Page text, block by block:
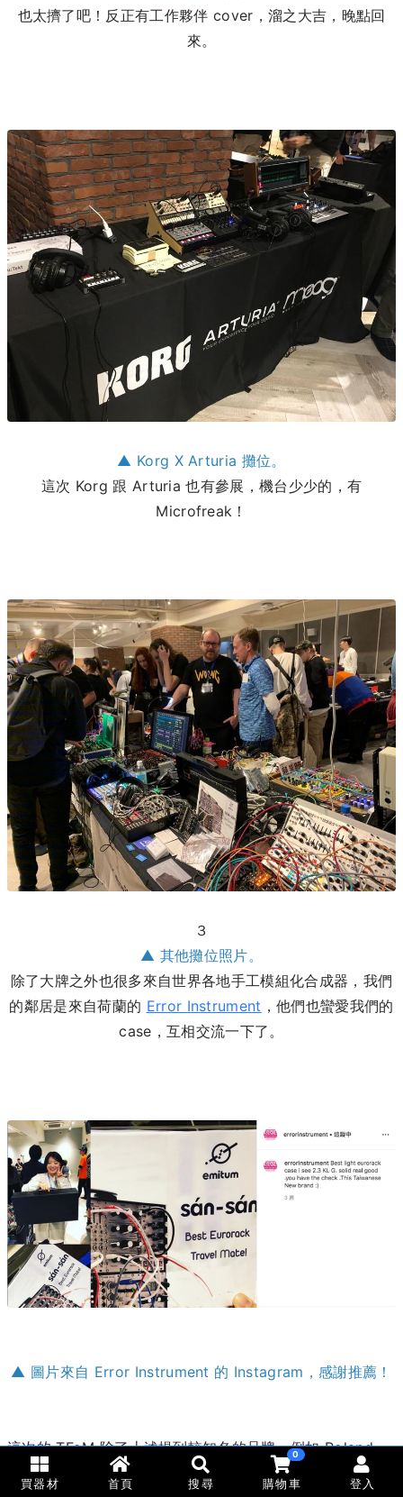
也太擠了吧！反正有工作夥伴 cover，溜之大吉，晚點回
來。
▲ Korg X Arturia 攤位。
這次 Korg 跟 Arturia 也有參展，機台少少的，有
Microfreak！
３
▲ 其他攤位照片。
除了大牌之外也很多來自世界各地手工模組化合成器，我們
的鄰居是來自荷蘭的 Error Instrument ，他們也蠻愛我們的
case，互相交流一下了。
▲ 圖片來自 Error Instrument 的 Instagram，感謝推薦！
這次的 TFoM 除了上述提到較知名的品牌，例如 Roland、
Elektron、Teenage Engineering、Korg、Arturia、
買器材 首頁 搜尋
0
購物車 登入